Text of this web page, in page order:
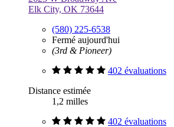
Elk City, OK 73644
(580) 225-6538
Fermé aujourd'hui
(3rd & Pioneer)
402 évaluations
Distance estimée
1,2 milles
402 évaluations